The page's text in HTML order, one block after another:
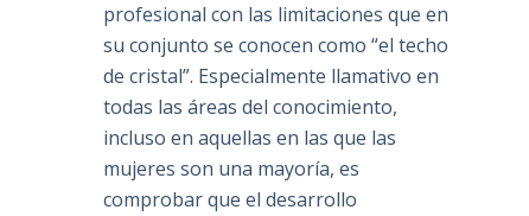
profesional con las limitaciones que en
su conjunto se conocen como “el techo
de cristal”. Especialmente llamativo en
todas las áreas del conocimiento,
incluso en aquellas en las que las
mujeres son una mayoría, es
comprobar que el desarrollo